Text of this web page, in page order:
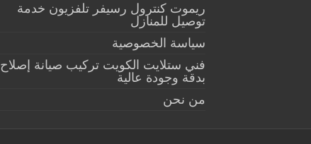
ريموت كنترول رسيفر تلفزيون خدمة
توصيل للمنازل
سياسة الخصوصية
فني ستلايت الكويت تركيب صيانة إصلاح
بدقة وجودة عالية
من نحن